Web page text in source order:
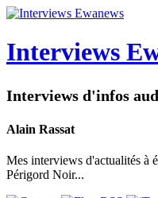
Interviews
Interviews d'infos
Alain Rassat
Mes interviews d'actualités à
Périgord Noir...